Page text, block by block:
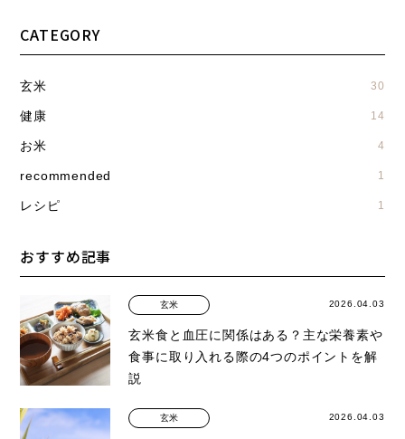
CATEGORY
玄米 30
健康 14
お米 4
recommended 1
レシピ 1
おすすめ記事
玄米 2026.04.03
玄米食と血圧に関係はある？主な栄養素や
食事に取り入れる際の4つのポイントを解
説
玄米 2026.04.03